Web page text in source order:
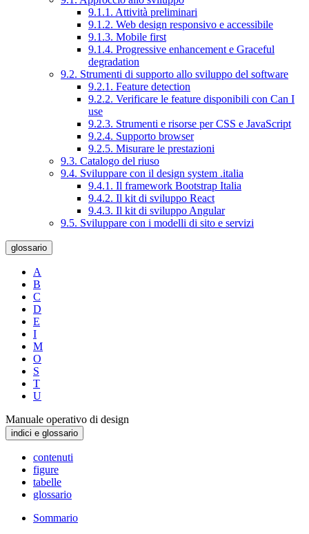
9.1.1. Attività preliminari
9.1.2. Web design responsivo e accessibile
9.1.3. Mobile first
9.1.4. Progressive enhancement e Graceful
degradation
9.2. Strumenti di supporto allo sviluppo del software
9.2.1. Feature detection
9.2.2. Verificare le feature disponibili con Can I
use
9.2.3. Strumenti e risorse per CSS e JavaScript
9.2.4. Supporto browser
9.2.5. Misurare le prestazioni
9.3. Catalogo del riuso
9.4. Sviluppare con il design system .italia
9.4.1. Il framework Bootstrap Italia
9.4.2. Il kit di sviluppo React
9.4.3. Il kit di sviluppo Angular
9.5. Sviluppare con i modelli di sito e servizi
glossario
A
B
C
D
E
I
M
O
S
T
U
Manuale operativo di design
indici e glossario
contenuti
figure
tabelle
glossario
Sommario